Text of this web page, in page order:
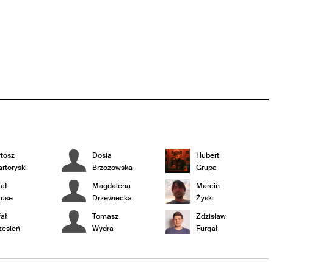
Dosia
Brzozowska
Hubert
Grupa
Magdalena
Drzewiecka
Marcin
Żyski
Tomasz
Wydra
Zdzisław
Furgał